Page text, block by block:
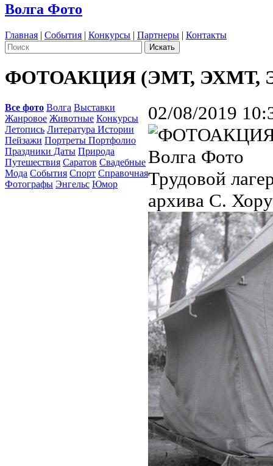
Волга Фото
Главная | События | Конкурсы | Партнеры | Контакты
ФОТОАКЦИЯ (ЭМТ, ЭХМТ,
Все фото Волга Выставки
Жанровое Животные Конкурсы
Летопись Литература Истории
Пейзажи Портреты Портфолио
Праздники Даты Природа
Путешествия Саратов Свадебные
Мода События Спорт Справочная
Фотографы Энгельс Юмор
02/08/2019
Трудовой
архива С.